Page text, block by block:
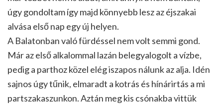
úgy gondoltam így majd könnyebb lesz az éjszakai
alvása első nap egy új helyen.
A Balatonban való fürdéssel nem volt semmi gond.
Már az első alkalommal lazán belegyalogolt a vízbe,
pedig a parthoz közel elég iszapos nálunk az alja. Idén
sajnos úgy tűnik, elmaradt a kotrás és hínárirtás a mi
partszakaszunkon. Aztán meg kis csónakba vittük